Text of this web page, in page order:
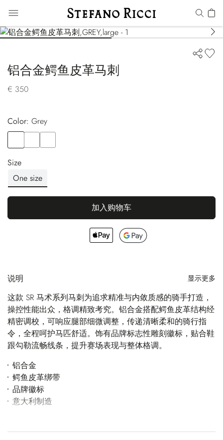
铝合金鳄鱼皮革马刺
€ 350
Color:
grey
Size
One size
加入购物车
说明 显示更多
这款 SR 马术系列马刺为追求精准与内敛质感的骑手打造，
操控性能出众，格调精致考究。铝合金搭配鳄鱼皮革结构经
精密调校，可响应腿部细微调整，传递清晰柔和的骑行指
令，全程呵护马匹舒适。饰有品牌标志性雕刻徽标，贴合鞋
跟勾勒流畅线条，提升赛场表现与整体格调。
铝合金
鳄鱼皮革绑带
品牌徽标
意大利制造